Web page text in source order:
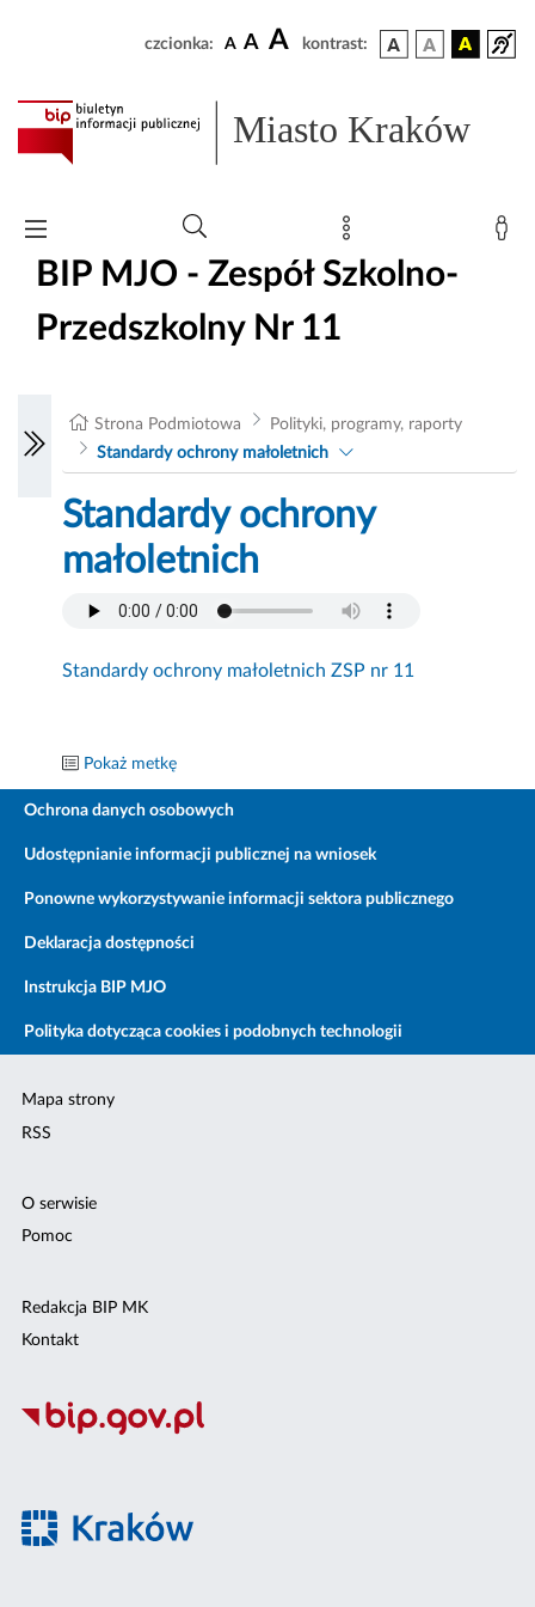
czcionka: A A A kontrast:
Miasto Kraków
BIP MJO - Zespół Szkolno-
Przedszkolny Nr 11
Strona Podmiotowa
Polityki, programy, raporty
Standardy ochrony małoletnich
Standardy ochrony
małoletnich
Standardy ochrony małoletnich ZSP nr 11
Pokaż metkę
Ochrona danych osobowych
Udostępnianie informacji publicznej na wniosek
Ponowne wykorzystywanie informacji sektora publicznego
Deklaracja dostępności
Instrukcja BIP MJO
Polityka dotycząca cookies i podobnych technologii
Mapa strony
RSS
O serwisie
Pomoc
Redakcja BIP MK
Kontakt